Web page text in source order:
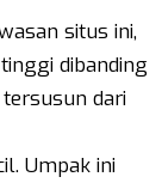
situs ini,
dibanding
dari
Umpak ini